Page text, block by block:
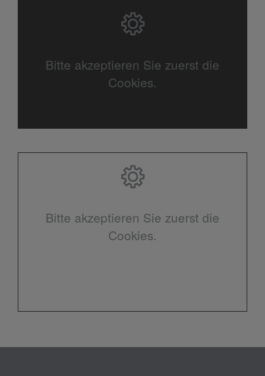
Bitte akzeptieren Sie zuerst die
Cookies.
Bitte akzeptieren Sie zuerst die
Cookies.